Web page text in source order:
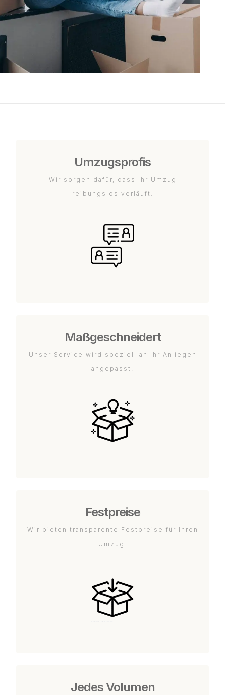
Umzugsprofis
Wir sorgen dafür, dass Ihr Umzug
reibungslos verläuft.
Maßgeschneidert
Unser Service wird speziell an Ihr Anliegen
angepasst.
Festpreise
Wir bieten transparente Festpreise für Ihren
Umzug.
Jedes Volumen